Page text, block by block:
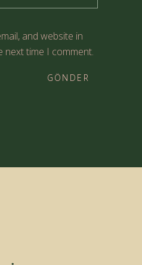
and website in
time I comment.